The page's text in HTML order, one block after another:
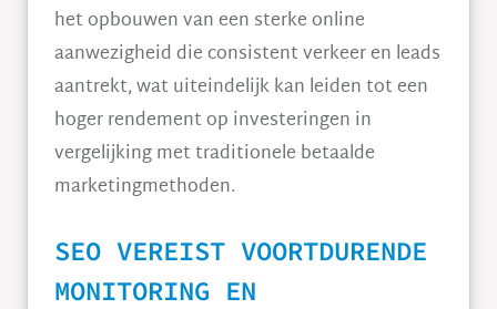
het opbouwen van een sterke online
aanwezigheid die consistent verkeer en leads
aantrekt, wat uiteindelijk kan leiden tot een
hoger rendement op investeringen in
vergelijking met traditionele betaalde
marketingmethoden.
SEO VEREIST VOORTDURENDE
MONITORING EN